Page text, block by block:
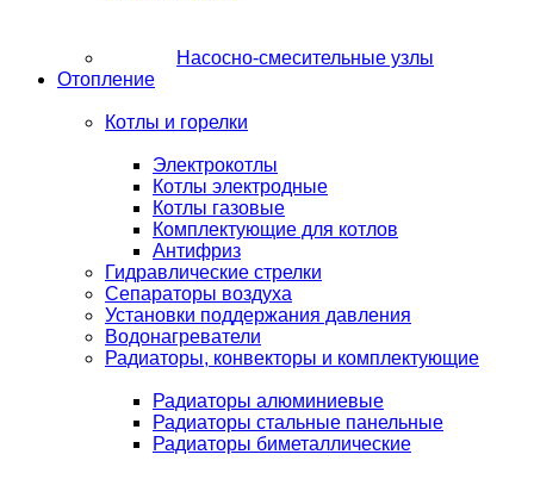
Насосно-смесительные узлы
Отопление
Котлы и горелки
Электрокотлы
Котлы электродные
Котлы газовые
Комплектующие для котлов
Антифриз
Гидравлические стрелки
Сепараторы воздуха
Установки поддержания давления
Водонагреватели
Радиаторы, конвекторы и комплектующие
Радиаторы алюминиевые
Радиаторы стальные панельные
Радиаторы биметаллические